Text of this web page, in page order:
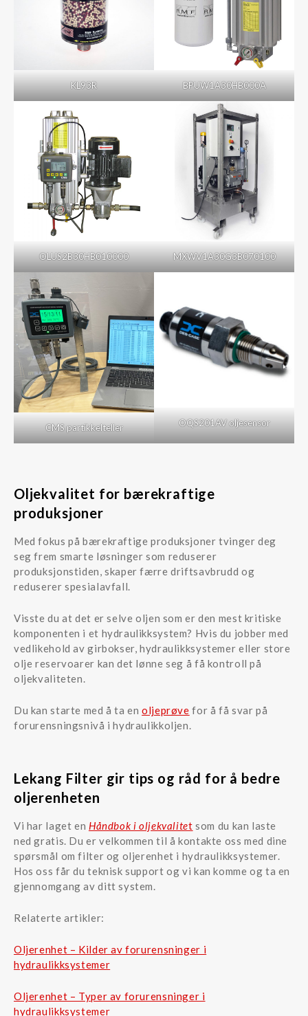
KL93R BPUW1A30HB000A
OLUS2B30HB010000 MXWV1A30G3B070100
CMS partikkelteller OQS201AV oljesensor
Oljekvalitet for bærekraftige
produksjoner
Med fokus på bærekraftige produksjoner tvinger deg
seg frem smarte løsninger som reduserer
produksjonstiden, skaper færre driftsavbrudd og
reduserer spesialavfall.
Visste du at det er selve oljen som er den mest kritiske
komponenten i et hydraulikksystem? Hvis du jobber med
vedlikehold av girbokser, hydraulikksystemer eller store
olje reservoarer kan det lønne seg å få kontroll på
oljekvaliteten.
Du kan starte med å ta enoljeprøve for å få svar på
forurensningsnivå i hydraulikkoljen.
Lekang Filter gir tips og råd for å bedre
oljerenheten
Vi har laget en Håndbok i oljekvalitet som du kan laste
ned gratis. Du er velkommen til å kontakte oss med dine
spørsmål om filter og oljerenhet i hydraulikksystemer.
Hos oss får du teknisk support og vi kan komme og ta en
gjennomgang av ditt system.
Relaterte artikler:
Oljerenhet – Kilder av forurensninger i
hydraulikksystemer
Oljerenhet – Typer av forurensninger i
hydraulikksystemer